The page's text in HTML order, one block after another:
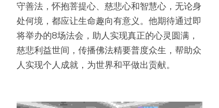
守善法，怀抱菩提心、慈悲心和智慧心，无论身
处何境，都应让生命趣向有意义。他期待通过即
将举办的8场法会，助人实现真正的心灵圆满，
慈悲利益世间，传播佛法精要普度众生，帮助众
人实现个人成就，为世界和平做出贡献。